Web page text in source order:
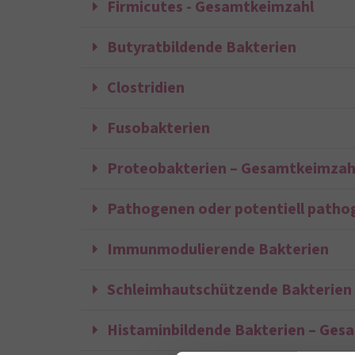
Firmicutes - Gesamtkeimzahl
Butyratbildende Bakterien
Clostridien
Fusobakterien
Proteobakterien –
Pathogenen oder potentiell
Immunmodulierende Bakterien
Schleimhautschützende Bakterien
Histaminbildende Bakterien –